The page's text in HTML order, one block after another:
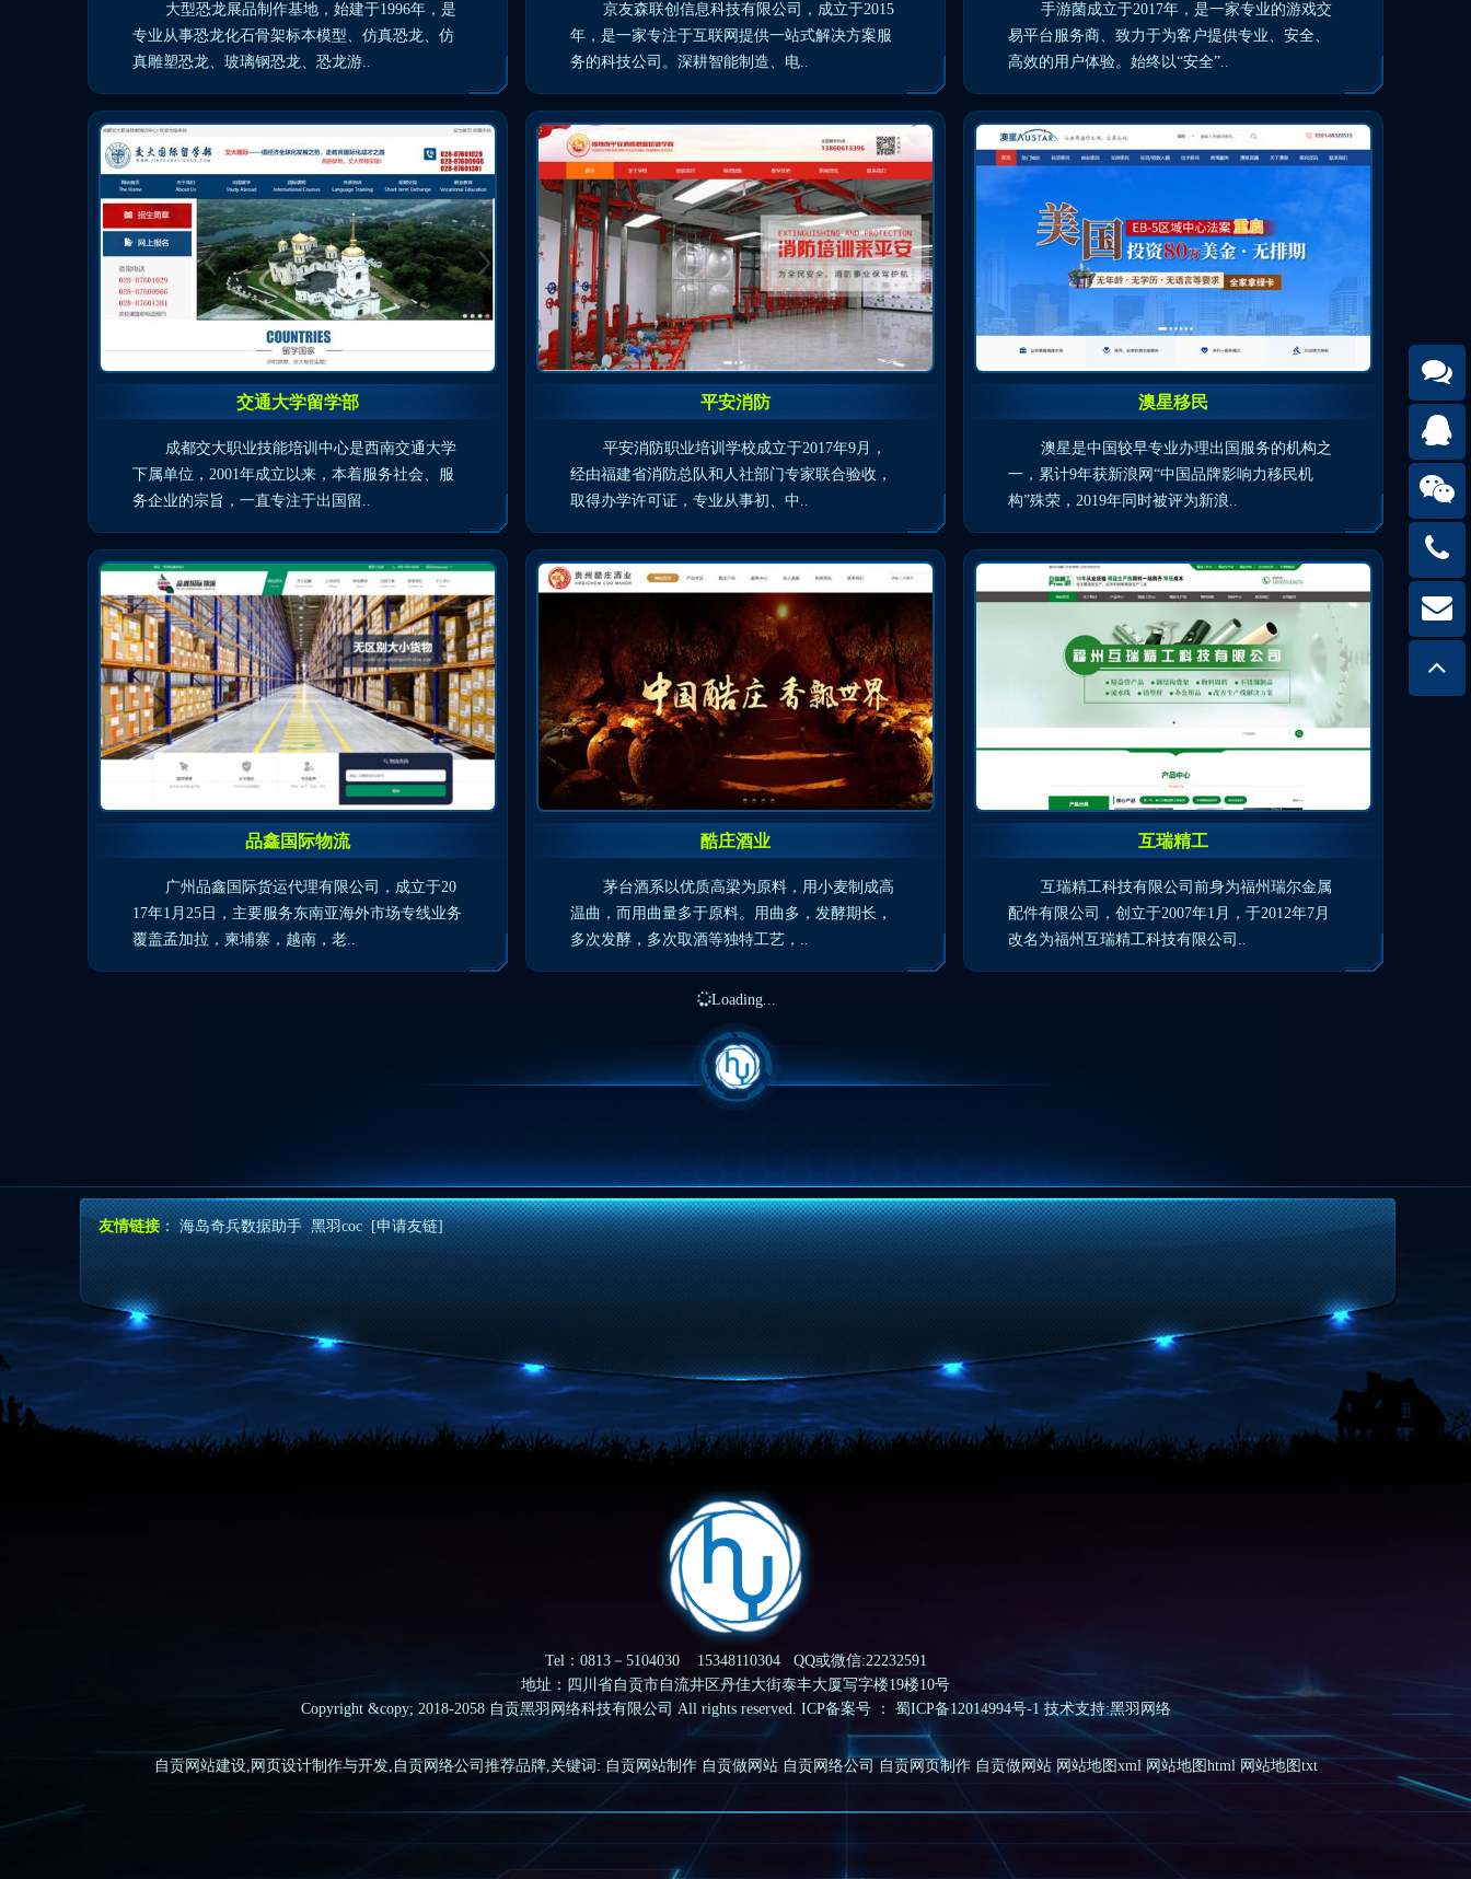
大型恐龙展品制作基地，始建于1996年，是
专业从事恐龙化石骨架标本模型、仿真恐龙、仿
真雕塑恐龙、玻璃钢恐龙、恐龙游..
京友森联创信息科技有限公司，成立于2015
年，是一家专注于互联网提供一站式解决方案服
务的科技公司。深耕智能制造、电..
手游菌成立于2017年，是一家专业的游戏交
易平台服务商、致力于为客户提供专业、安全、
高效的用户体验。始终以“安全”..
交通大学留学部
成都交大职业技能培训中心是西南交通大学
下属单位，2001年成立以来，本着服务社会、服
务企业的宗旨，一直专注于出国留..
平安消防
平安消防职业培训学校成立于2017年9月，
经由福建省消防总队和人社部门专家联合验收，
取得办学许可证，专业从事初、中..
澳星移民
澳星是中国较早专业办理出国服务的机构之
一，累计9年获新浪网“中国品牌影响力移民机
构”殊荣，2019年同时被评为新浪..
品鑫国际物流
广州品鑫国际货运代理有限公司，成立于20
17年1月25日，主要服务东南亚海外市场专线业务
覆盖孟加拉，柬埔寨，越南，老..
酷庄酒业
茅台酒系以优质高梁为原料，用小麦制成高
温曲，而用曲量多于原料。用曲多，发酵期长，
多次发酵，多次取酒等独特工艺，..
互瑞精工
互瑞精工科技有限公司前身为福州瑞尔金属
配件有限公司，创立于2007年1月，于2012年7月
改名为福州互瑞精工科技有限公司..
Loading...
友情链接：海岛奇兵数据助手 黑羽coc [申请友链]
Tel：0813－5104030 15348110304 QQ或微信:22232591
地址：四川省自贡市自流井区丹佳大街泰丰大厦写字楼19楼10号
Copyright &copy; 2018-2058 自贡黑羽网络科技有限公司 All rights reserved. ICP备案号 ： 蜀ICP备12014994号-1 技术支持:黑羽网络
(可点
扫
自贡网站建设,网页设计制作与开发,自贡网络公司推荐品牌,关键词: 自贡网站制作 自贡做网站 自贡网络公司 自贡网页制作 自贡做网站 网站地图xml 网站地图html 网站地图txt